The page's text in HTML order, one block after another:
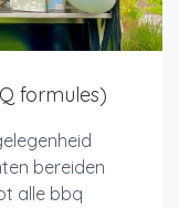
formules)
bereiden
alle bbq